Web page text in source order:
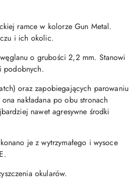
ramce w kolorze Gun Metal.
i ich okolic.
o grubości 2,2 mm. Stanowi
podobnych.
oraz zapobiegających parowaniu
nakładana po obu stronach
nawet agresywne środki
je z wytrzymałego i wysoce
okularów.